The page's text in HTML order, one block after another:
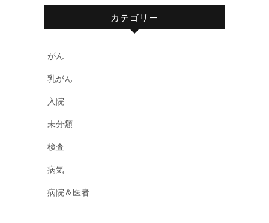
カテゴリー
がん
乳がん
入院
未分類
検査
病気
病院＆医者